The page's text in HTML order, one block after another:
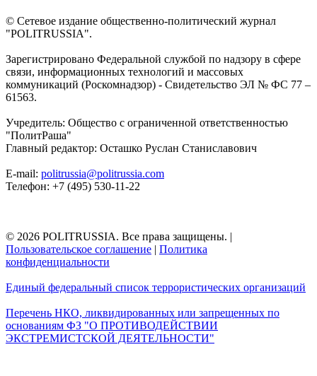
© Сетевое издание общественно-политический журнал
"POLITRUSSIA".
Зарегистрировано Федеральной службой по надзору в сфере
связи, информационных технологий и массовых
коммуникаций (Роскомнадзор) - Свидетельство ЭЛ № ФС 77 –
61563.
Учредитель: Общество с ограниченной ответственностью
"ПолитРаша"
Главный редактор: Осташко Руслан Станиславович
E-mail: politrussia@politrussia.com
Телефон: +7 (495) 530-11-22
© 2026 POLITRUSSIA. Все права защищены. |
Пользовательское соглашение | Политика
конфиденциальности
Единый федеральный список террористических организаций
Перечень НКО, ликвидированных или запрещенных по
основаниям ФЗ "О ПРОТИВОДЕЙСТВИИ
ЭКСТРЕМИСТСКОЙ ДЕЯТЕЛЬНОСТИ"